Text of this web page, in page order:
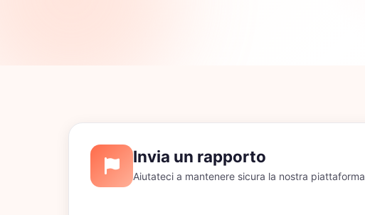
Invia un rapporto
Aiutateci a mantenere sicura la nostra